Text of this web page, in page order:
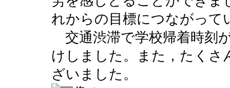
れからの目標につながって
交通渋滞で学校帰着時刻
けしました。また，たく
ざいました。